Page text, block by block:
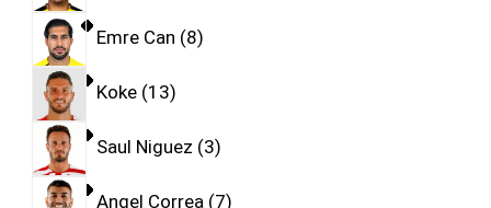
Emre Can 8
Koke 13
Saul Niguez 3
Angel Correa 7